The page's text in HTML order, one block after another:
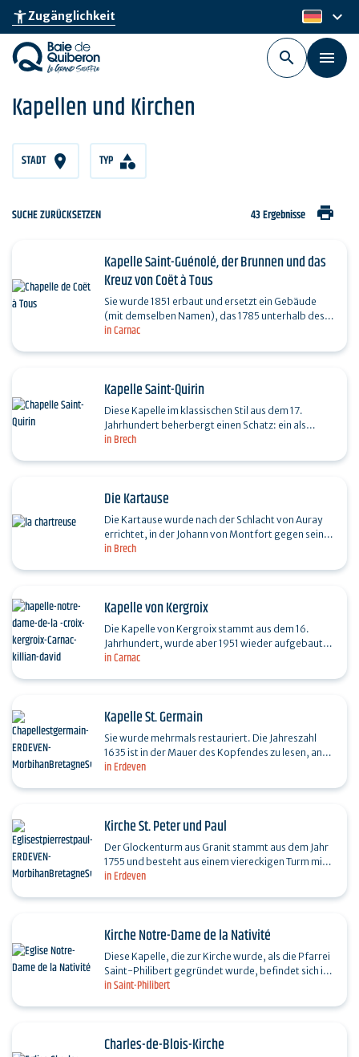
Skip
main
content
accessibility_newZugänglichkeit de
keyboard_arrow_down
Kapellen und Kirchen
STADT TYP
SUCHE ZURÜCKSETZEN 43 Ergebnisse print
in Carnac
Kapelle Saint-Guénolé, der Brunnen und das
Kreuz von Coët à Tous
Sie wurde 1851 erbaut und ersetzt ein Gebäude
(mit demselben Namen), das 1785 unterhalb des
Hügels errichtet wurde (das Datum ist auf einem
in Brech
Kapelle Saint-Quirin
Diese Kapelle im klassischen Stil aus dem 17.
Jahrhundert beherbergt einen Schatz: ein als
historisches Monument eingestuftes Altarbild aus
in Brech
Die Kartause
Die Kartause wurde nach der Schlacht von Auray
errichtet, in der Johann von Montfort gegen seinen
Cousin und Rivalen Karl von Blois um das
in Carnac
Kapelle von Kergroix
Die Kapelle von Kergroix stammt aus dem 16.
Jahrhundert, wurde aber 1951 wieder aufgebaut.
Die Vergebung von Notre Dame de la Croix findet
in Erdeven
Kapelle St. Germain
Sie wurde mehrmals restauriert. Die Jahreszahl
1635 ist in der Mauer des Kopfendes zu lesen, an
das sich ein Altaraufsatz aus rechteckigen
in Erdeven
Kirche St. Peter und Paul
Der Glockenturm aus Granit stammt aus dem Jahr
1755 und besteht aus einem viereckigen Turm mit
einem achteckigen, in einer Laterne endenden Teil.
in Saint-Philibert
Kirche Notre-Dame de la Nativité
Diese Kapelle, die zur Kirche wurde, als die Pfarrei
Saint-Philibert gegründet wurde, befindet sich in
einer wunderschönen Umgebung. Sie wurde
Charles-de-Blois-Kirche